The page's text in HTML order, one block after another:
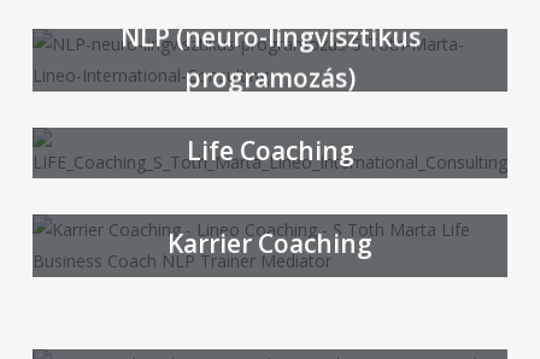
NLP (neuro-lingvisztikus
programozás)
Life Coaching
Karrier Coaching